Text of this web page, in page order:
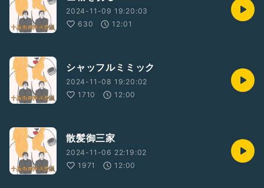
2024-11-09 19:20:03
630
12:01
シャッフルミミック
2024-11-08 19:20:02
1710
12:00
散髪御三家
2024-11-06 22:19:02
1971
12:00